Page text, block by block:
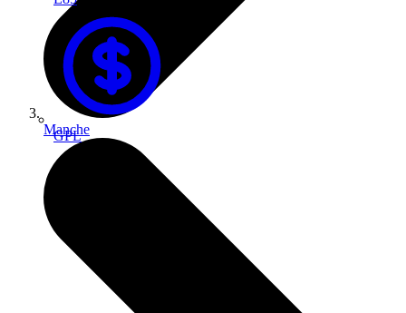
GPL
Manche